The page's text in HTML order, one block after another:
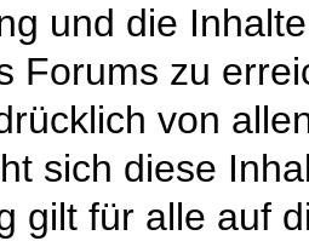
und die
Forums zu
von
sich diese
gilt für alle auf